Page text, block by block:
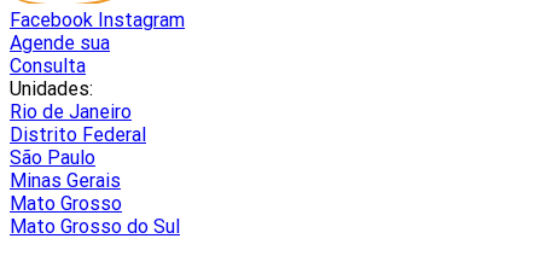
Facebook Instagram
Agende sua
Consulta
Unidades:
Rio de Janeiro
Distrito Federal
São Paulo
Minas Gerais
Mato Grosso
Mato Grosso do Sul